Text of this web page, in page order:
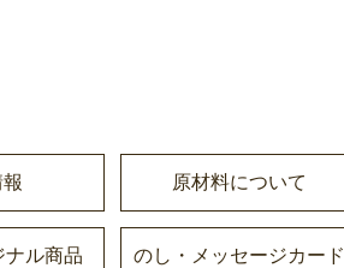
原材料について
ナル商品 のし・メッセージカード